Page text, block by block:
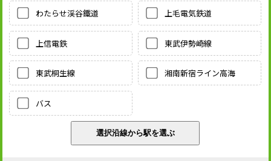
わたらせ渓谷鐵道 上毛電気鉄道
上信電鉄 東武伊勢崎線
東武桐生線 湘南新宿ライン高海
バス